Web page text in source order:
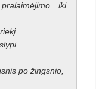
iki
po žingsnio,